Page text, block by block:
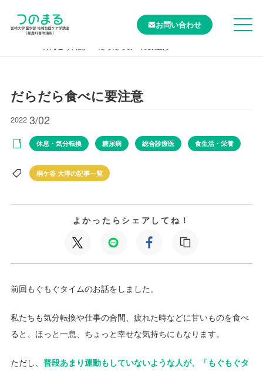
お問い合わせ
だらだら食べに要注意
2022 3/02
休息・気分転換 糖尿病 総合診療医 食生活・栄養
桐ケ谷 大淳の記事一覧
よかったらシェアしてね！
前回もぐもぐタイムのお話をしました。
私たちも気分転換や仕事の合間、疲れた時などに甘いものを食べ
ると、ほっと一息、ちょっと幸せな気持ちにもなります。
ただし、 普段あまり運動もしていないような人が、「もぐもぐタ